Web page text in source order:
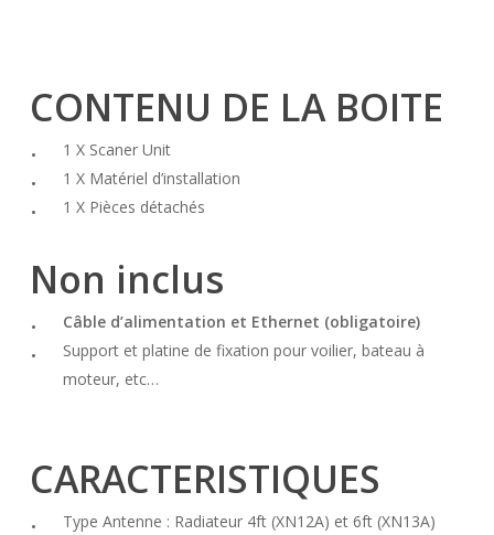
CONTENU DE LA BOITE
1 X Scaner Unit
1 X Matériel d’installation
1 X Pièces détachés
Non inclus
Câble d’alimentation et Ethernet (obligatoire)
Support et platine de fixation pour voilier, bateau à
moteur, etc…
CARACTERISTIQUES
Type Antenne : Radiateur 4ft (XN12A) et 6ft (XN13A)